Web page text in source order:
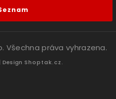
. Všechna práva vyhrazena.
Design Shoptak.cz.